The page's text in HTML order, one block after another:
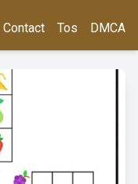
Contact Tos DMCA